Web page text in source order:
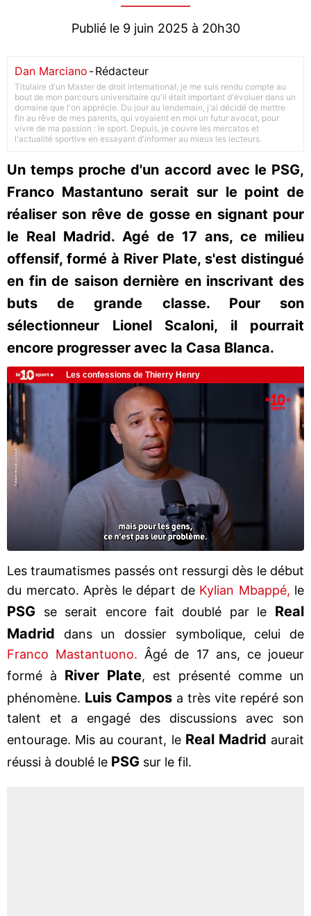
Publié le 9 juin 2025 à 20h30
Dan Marciano -Rédacteur
Titulaire d'un Master de droit international, je me suis rendu compte au
bout de mon parcours universitaire qu'il était important d'évoluer dans un
domaine que l'on apprécie. Du jour au lendemain, j'ai décidé de mettre
fin au rêve de mes parents, qui voyaient en moi un futur avocat, pour
vivre de ma passion : le sport. Depuis, je couvre les mercatos et
l'actualité sportive en essayant d'informer au mieux les lecteurs.
Un temps proche d'un accord avec le PSG,
Franco Mastantuno serait sur le point de
réaliser son rêve de gosse en signant pour
le Real Madrid. Agé de 17 ans, ce milieu
offensif, formé à River Plate, s'est distingué
en fin de saison dernière en inscrivant des
buts de grande classe. Pour son
sélectionneur Lionel Scaloni, il pourrait
encore progresser avec la Casa Blanca.
Les traumatismes passés ont ressurgi dès le début
du mercato. Après le départ de Kylian Mbappé, le
PSG se serait encore fait doublé par le Real
Madrid dans un dossier symbolique, celui de
Franco Mastantuono. Âgé de 17 ans, ce joueur
formé à
River Plate, est présenté comme un
phénomène. Luis Campos a très vite repéré son
talent et a engagé des discussions avec son
entourage. Mis au courant, le Real Madrid aurait
réussi à doublé le PSG sur le fil.